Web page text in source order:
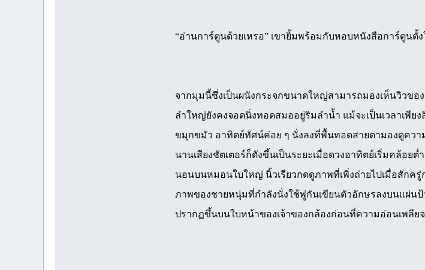
“อ่านการ์ตูนด้วยเหรอ” เขายิ้มพร้อมกับหอบหนังสือการ์ตูน
จากมุมนี้ซึ่งเป็นผนังกระจกขนาดใหญ่สามารถมองเห็นวิวขอ
ลำใหญ่ยังคงจอดนิ่งทอดสมออยู่ริมลำน้ำ แม้จะเป็นเวลาเพีย
ขมุกขมัว อาทิตย์ทัศน์ค่อย ๆ นั่งลงที่พื้นทอดสายตามองดูควา
นานเสียงชัตเตอร์ก็ดังขึ้นเป็นระยะเมื่อดวงอาทิตย์เริ่มคล้อ
นอนบนหมอนใบใหญ่ นิ้วเรียวกดดูภาพที่เพิ่งถ่ายไปเมื่อสักค
ภาพของชายหนุ่มที่กำลังนั่งใช้พู่กันเขียนตัวอักษรลงบนแผ่น
ปรากฏขึ้นบนใบหน้าของเจ้าของกล้องก่อนที่ความอ่อนเพลีย